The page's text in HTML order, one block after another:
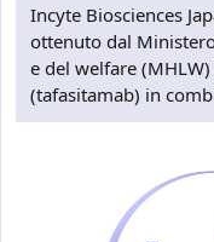
Incyte Biosciences
ottenuto dal
e del welfare
(tafasitamab) in